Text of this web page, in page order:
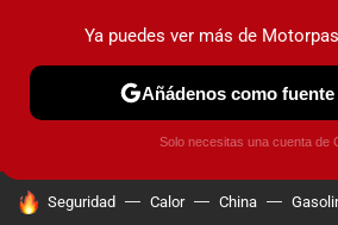
PRUEBAS COCHES ELÉCTRICOS
HOY SE HABLA DE
Seguridad Calor China
Ya puedes ver más de
Añádenos como
Solo necesitas una cuenta de